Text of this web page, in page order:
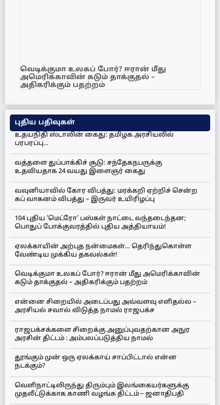
வெடிக்குமா உலகப் போர்? ஈரான் மீது
அமெரிக்காவின் கடும் தாக்குதல் –
அதிகரிக்கும் பதற்றம்
புதிய பதிவுகள்
உதயநிதி ஸ்டாலின் கைது: தமிழக அரசியலில்
பரபரப்பு…
வத்தளை துப்பாக்கிச் சூடு: சந்தேகநபருக்கு
உதவியதாக 24 வயது இளைஞர் கைது
வவுனியாவில் கோர விபத்து: மரக்கறி ஏற்றிச் சென்ற
கப் வாகனம் விபத்து – இருவர் உயிரிழப்பு
104 புதிய ‘மெட்ரோ’ பஸ்கள் நாட்டை வந்தடைந்தன;
பொதுப் போக்குவரத்தில் புதிய அத்தியாயம்!
ஏலக்காயின் அற்புத நன்மைகள்… தெரிந்துகொள்ள
வேண்டிய முக்கிய தகவல்கள்!
வெடிக்குமா உலகப் போர்? ஈரான் மீது அமெரிக்காவின்
கடும் தாக்குதல் – அதிகரிக்கும் பதற்றம்
என்னை சிறையில் அடைப்பது அவ்வளவு எளிதல்ல –
அரசியல் சவால் விடுத்த நாமல் ராஜபக்ச
ராஜபக்சக்களை சிறைக்கு அனுப்புவதற்கான அநுர
அரசின் திட்டம் : அம்பலப்படுத்திய நாமல்
தூங்கும் முன் ஒரு ஏலக்காய் சாப்பிட்டால் என்ன
நடக்கும்?
வெளிநாட்டிலிருந்து திரும்பும் இலங்கையர்களுக்கு
முதலீட்டுக்காக காணி வழங்க திட்டம் – ஜனாதிபதி